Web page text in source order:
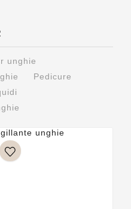
unghie
Pedicure